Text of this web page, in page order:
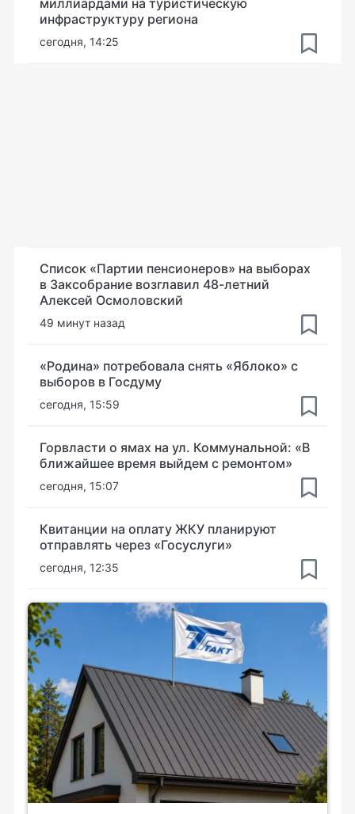
миллиардами на туристическую
инфраструктуру региона
сегодня, 14:25
Список «Партии пенсионеров» на выборах
в Заксобрание возглавил 48-летний
Алексей Осмоловский
49 минут назад
«Родина» потребовала снять «Яблоко» с
выборов в Госдуму
сегодня, 15:59
Горвласти о ямах на ул. Коммунальной: «В
ближайшее время выйдем с ремонтом»
сегодня, 15:07
Квитанции на оплату ЖКУ планируют
отправлять через «Госуслуги»
сегодня, 12:35